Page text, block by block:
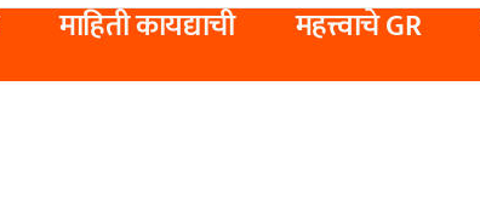
माहिती कायद्याची महत्त्वाचे GR